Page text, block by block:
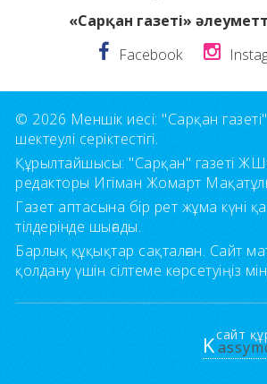
«Сарқан газеті»
Facebook
© 2026 Меншік иесі: "Сарқан газеті"
шектеулі серіктестігі.
Құрылтайшысы: "Сарқан" газеті
редакторы Игіман Жомарт
Газет аптасына бір рет жұма күні
тілдерінде шығады.
Барлық құқықтар сақталған. Сайт
қолдану үшін сілтеме көрсетуіңіз
сайт
K